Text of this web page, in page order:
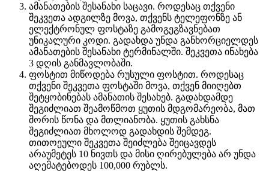
ამანათების შესანახი საცავი. როდესაც თქვენი
შეკვეთა ადგილზე მოვა, თქვენს ტელეფონზე ან
ელექტრონულ ფოსტაზე გამოგეგზავნებათ
უნიკალური კოდი. გადახდა უნდა განხორციელდეს
ამანათების შესანახი ტერმინალში. შეკვეთა ინახება
3 დღის განმავლობაში.
ფოსტით მიწოდება რუსული ფოსტით. როდესაც
თქვენი შეკვეთა ფოსტაში მოვა, თქვენ მიიღებთ
შეტყობინებას ამანათის შესახებ. გადახდამდე
შეგიძლიათ შეამოწმოთ ყუთის მდგომარეობა, მათ
შორის წონა და მთლიანობა. ყუთის გახსნა
შეგიძლიათ მხოლოდ გადახდის შემდეგ.
თითოეული შეკვეთა შეიძლება შეიცავდეს
არაუმეტეს 10 ნივთს და მისი ღირებულება არ უნდა
აღემატებოდეს 100,000 რუბლს.